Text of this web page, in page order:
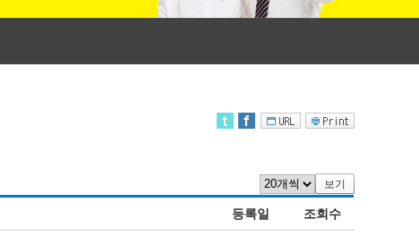
보기
등록일 조회수